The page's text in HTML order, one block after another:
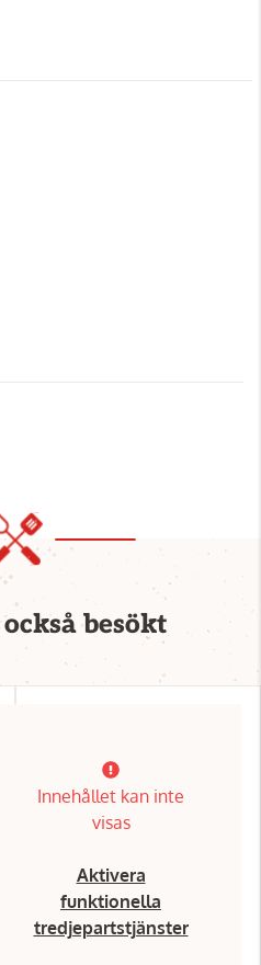
besökt
Innehållet kan inte
visas
Aktivera
funktionella
tredjepartstjänster